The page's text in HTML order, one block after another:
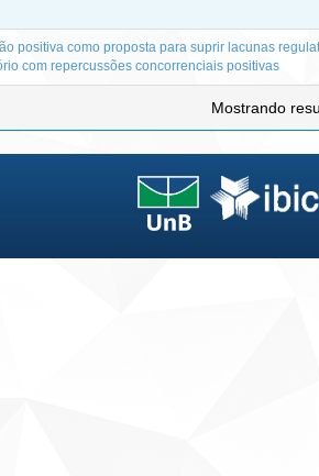
positiva como proposta para suprir lacunas
com repercussões concorrenciais positivas
Mostrando